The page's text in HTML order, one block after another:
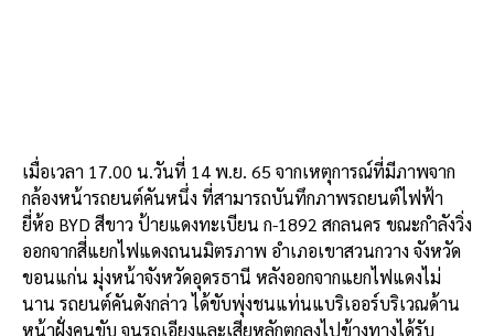
เมื่อเวลา 17.00 น.วันที่ 14 พ.ย. 65 จากเหตุการณ์ที่มีภาพจาก
กล้องหน้ารถยนต์คันหนึ่ง ที่สามารถบันทึกภาพรถยนต์ไฟฟ้า
ยี่ห้อ BYD สีขาว ป้ายแดงทะเบียน ก-1892 สกลนคร ขณะกำลังวิ่ง
ออกจากสี่แยกไฟแดงถนนมิตรภาพ อำเภอเขาสวนกวาง จังหวัด
ขอนแก่น มุ่งหน้าจังหวัดอุดรธานี หลังออกจากแยกไฟแดงไม่
นาน รถยนต์คันดังกล่าว ได้ขับพุ่งชนแท่นแบริเออร์บริเวณด้าน
หน้าฝั่งคนขับ จนรถเอียงและเสียหลักตกลงไปข้างทางได้รับ